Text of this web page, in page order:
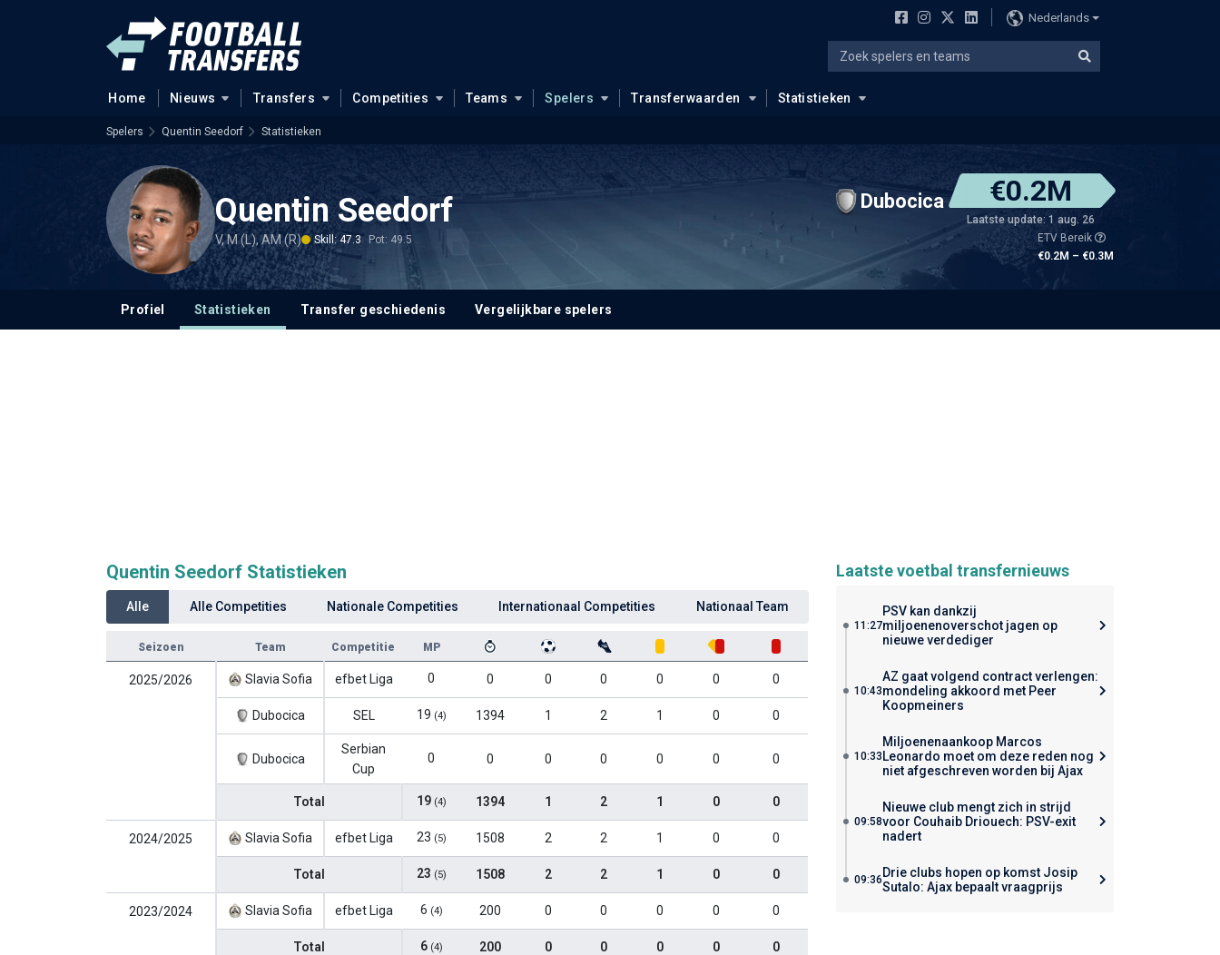
Nederlands
Home Nieuws Transfers Competities Teams Spelers Transferwaarden Statistieken
Spelers Quentin Seedorf Statistieken
Quentin Seedorf
V, M (L), AM (R) Skill: 47.3 Pot: 49.5
Dubocica €0.2M
Laatste update: 1 aug. 26
ETV Bereik
€0.2M – €0.3M
Profiel Statistieken Transfer geschiedenis Vergelijkbare spelers
Quentin Seedorf Statistieken
Alle Alle Competities Nationale Competities Internationaal Competities Nationaal Team
Seizoen Team Competitie MP
2025/2026 Slavia Sofia efbet Liga 0 0 0 0 0 0 0
Dubocica SEL 19 (4) 1394 1 2 1 0 0
Dubocica
Serbian
Cup
0 0 0 0 0 0 0
Total 19 (4) 1394 1 2 1 0 0
2024/2025 Slavia Sofia efbet Liga 23 (5) 1508 2 2 1 0 0
Total 23 (5) 1508 2 2 1 0 0
2023/2024 Slavia Sofia efbet Liga 6 (4) 200 0 0 0 0 0
Total 6 (4) 200 0 0 0 0 0
Laatste voetbal transfernieuws
11:27
PSV kan dankzij
miljoenenoverschot jagen op
nieuwe verdediger
10:43
AZ gaat volgend contract verlengen:
mondeling akkoord met Peer
Koopmeiners
10:33
Miljoenenaankoop Marcos
Leonardo moet om deze reden nog
niet afgeschreven worden bij Ajax
09:58
Nieuwe club mengt zich in strijd
voor Couhaib Driouech: PSV-exit
nadert
09:36 Drie clubs hopen op komst Josip
Sutalo: Ajax bepaalt vraagprijs